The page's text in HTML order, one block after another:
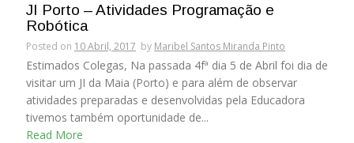
JI Porto – Atividades Programação e
Robótica
Posted on 10 Abril, 2017 by Maribel Santos Miranda Pinto
Estimados Colegas, Na passada 4fª dia 5 de Abril foi dia de
visitar um JI da Maia (Porto) e para além de observar
atividades preparadas e desenvolvidas pela Educadora
tivemos também oportunidade de...
Read More